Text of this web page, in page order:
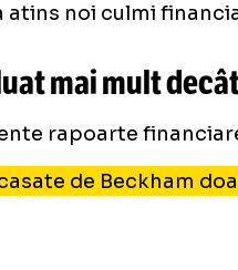
atins noi culmi
mai mult
rapoarte
de Beckham